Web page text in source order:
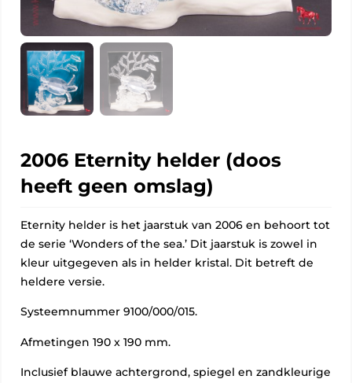
2006 Eternity helder (doos
heeft geen omslag)
Eternity helder is het jaarstuk van 2006 en behoort tot
de serie ‘Wonders of the sea.’ Dit jaarstuk is zowel in
kleur uitgegeven als in helder kristal. Dit betreft de
heldere versie.
Systeemnummer 9100/000/015.
Afmetingen 190 x 190 mm.
Inclusief blauwe achtergrond, spiegel en zandkleurige